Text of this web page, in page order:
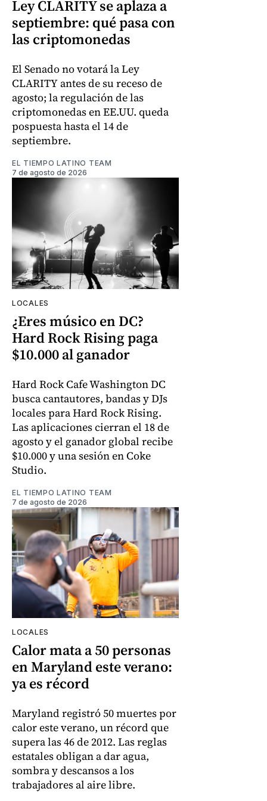
Ley CLARITY se aplaza a
septiembre: qué pasa con
las criptomonedas
El Senado no votará la Ley
CLARITY antes de su receso de
agosto; la regulación de las
criptomonedas en EE.UU. queda
pospuesta hasta el 14 de
septiembre.
EL TIEMPO LATINO TEAM
7 de agosto de 2026
LOCALES
¿Eres músico en DC?
Hard Rock Rising paga
$10.000 al ganador
Hard Rock Cafe Washington DC
busca cantautores, bandas y DJs
locales para Hard Rock Rising.
Las aplicaciones cierran el 18 de
agosto y el ganador global recibe
$10.000 y una sesión en Coke
Studio.
EL TIEMPO LATINO TEAM
7 de agosto de 2026
LOCALES
Calor mata a 50 personas
en Maryland este verano:
ya es récord
Maryland registró 50 muertes por
calor este verano, un récord que
supera las 46 de 2012. Las reglas
estatales obligan a dar agua,
sombra y descansos a los
trabajadores al aire libre.